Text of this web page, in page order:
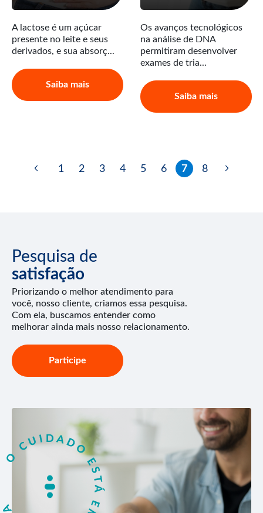
A lactose é um açúcar
presente no leite e seus
derivados, e sua absorç...
Saiba mais
Os avanços tecnológicos
na análise de DNA
permitiram desenvolver
exames de tria...
Saiba mais
1 2 3 4 5 6 7 8
Pesquisa de
satisfação
Priorizando o melhor atendimento para
você, nosso cliente, criamos essa pesquisa.
Com ela, buscamos entender como
melhorar ainda mais nosso relacionamento.
Participe